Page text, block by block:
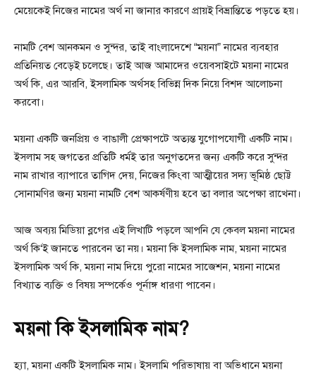
মেয়েকেই নিজের নামের অর্থ না জানার কারণে প্রায়ই বিভ্রান্তিতে পড়তে হয়।
নামটি বেশ আনকমন ও সুন্দর, তাই বাংলাদেশে “ময়না” নামের ব্যবহার
প্রতিনিয়ত বেড়েই চলেছে। তাই আজ আমাদের ওয়েবসাইটে ময়না নামের
অর্থ কি, এর আরবি, ইসলামিক অর্থসহ বিভিন্ন দিক নিয়ে বিশদ আলোচনা
করবো।
ময়না একটি জনপ্রিয় ও বাঙালী প্রেক্ষাপটে অত্যন্ত যুগোপযোগী একটি নাম।
ইসলাম সহ জগতের প্রতিটি ধর্মই তার অনুগতদের জন্য একটি করে সুন্দর
নাম রাখার ব্যাপারে তাগিদ দেয়, নিজের কিংবা আত্মীয়ের সদ্য ভূমিষ্ঠ ছোট্ট
সোনামণির জন্য ময়না নামটি বেশ আকর্ষণীয় হবে তা বলার অপেক্ষা রাখেনা।
আজ অব্যয় মিডিয়া ব্লগের এই লিখাটি পড়লে আপনি যে কেবল ময়না নামের
অর্থ কি‘ই জানতে পারবেন তা নয়। ময়না কি ইসলামিক নাম, ময়না নামের
ইসলামিক অর্থ কি, ময়না নাম দিয়ে পুরো নামের সাজেশন, ময়না নামের
বিখ্যাত ব্যক্তি ও বিষয় সম্পর্কেও পূর্নাঙ্গ ধারণা পাবেন।
ময়না কি ইসলামিক নাম?
হ্যা, ময়না একটি ইসলামিক নাম। ইসলামি পরিভাষায় বা অভিধানে ময়না